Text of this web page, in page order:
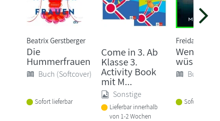
Beatrix Gerstberger
Die
Hummerfrauen
Buch (Softcover)
Sofort lieferbar
Come in 3. Ab
Klasse 3.
Activity Book
mit M...
Sonstige
Lieferbar innerhalb
von 1-2 Wochen
Freida
Wenn sie
wüsste
Buch
Sofort